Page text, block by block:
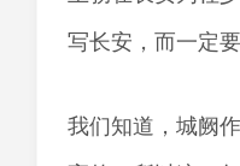
写长安，而一定
我们知道，城阙